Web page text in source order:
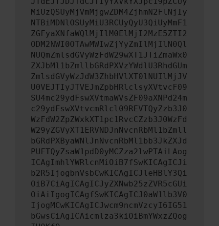
MiUzQSUyMjVmMjgwZDM4ZjhmN2FlNjIy
NTBiMDNlOSUyMiU3RCUyQyU3QiUyMmF1
ZGFyaXNfaWQlMjIlM0ElMjI2MzE5ZTI2
ODM2NWI0OTAwMWIwZjYyZmIlMjIlN0Ql
NUQmZmlsdGVyWzFdW29wXT1JTiZmaWx0
ZXJbMl1bZmllbGRdPXVzYWdlU3RhdGUm
ZmlsdGVyWzJdW3ZhbHVlXT0lNUIlMjJV
U0VEJTIyJTVEJmZpbHRlclsyXVtvcF09
SU4mc29ydFswXVtmaWVsZF09aXNPd24m
c29ydFswXVtvcmRlcl09REVTQyZzb3J0
WzFdW2ZpZWxkXT1pc1RvcCZzb3J0WzFd
W29yZGVyXT1ERVNDJnNvcnRbMl1bZmll
bGRdPXByaWNlJnNvcnRbMl1bb3JkZXJd
PUFTQyZsaW1pdD0yMCZza2lwPTAiLAog
ICAgImhlYWRlcnMiOiB7fSwKICAgICJi
b2R5IjogbnVsbCwKICAgICJleHBlY3Qi
OiB7CiAgICAgICJyZXNwb25zZVR5cGUi
OiAiIgogICAgfSwKICAgICJ0aW1lb3V0
IjogMCwKICAgICJwcm9ncmVzcyI6IG51
bGwsCiAgICAicmlza3kiOiBmYWxzZQog